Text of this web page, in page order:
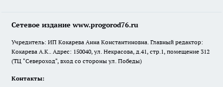
Сетевое издание www.progorod76.ru
Учредитель: ИП Кокарева Анна Константиновна. Главный редактор:
Кокарева А.К.. Адрес: 150040, ул. Некрасова, д.41, стр.1, помещение 312
(ТЦ "Североход", вход со стороны ул. Победы)
Контакты: